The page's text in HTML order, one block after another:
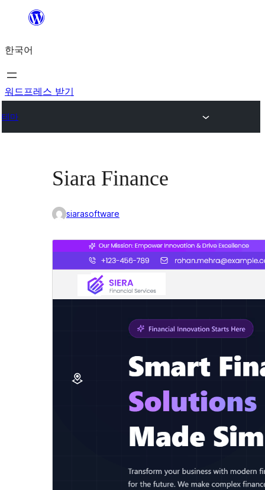
츠
로
바
가
한국어
워드프레스 받기
테마
Siara Finance
siarasoftware